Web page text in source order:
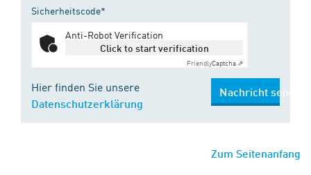
Sicherheitscode*
Anti-Robot Verification
Click to start verification
FriendlyCaptcha ⇗
Hier finden Sie unsere
Datenschutzerklärung
Nachricht senden
Zum Seitenanfang